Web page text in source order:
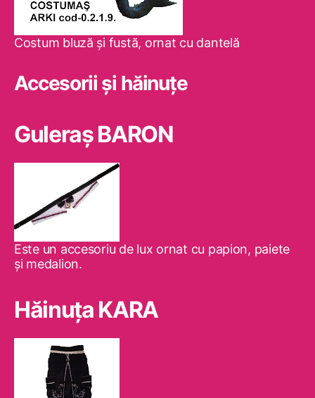
Costum bluză şi fustă, ornat cu dantelă
Accesorii și hăinuțe
Guleraş BARON
Este un accesoriu de lux ornat cu papion, paiete
şi medalion.
Hăinuţa KARA